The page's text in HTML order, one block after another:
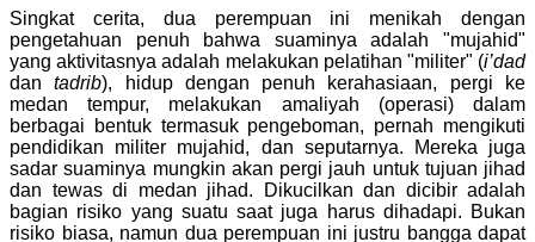
Singkat cerita, dua perempuan ini menikah dengan
pengetahuan penuh bahwa suaminya adalah "mujahid"
yang aktivitasnya adalah melakukan pelatihan "militer" (i’dad
dantadrib), hidup dengan penuh kerahasiaan, pergi ke
medan tempur, melakukan amaliyah (operasi) dalam
berbagai bentuk termasuk pengeboman, pernah mengikuti
pendidikan militer mujahid, dan seputarnya. Mereka juga
sadar suaminya mungkin akan pergi jauh untuk tujuan jihad
dan tewas di medan jihad. Dikucilkan dan dicibir adalah
bagian risiko yang suatu saat juga harus dihadapi. Bukan
risiko biasa, namun dua perempuan ini justru bangga dapat